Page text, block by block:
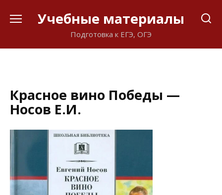
Учебные материалы
Подготовка к ЕГЭ, ОГЭ
Красное вино Победы —
Носов Е.И.